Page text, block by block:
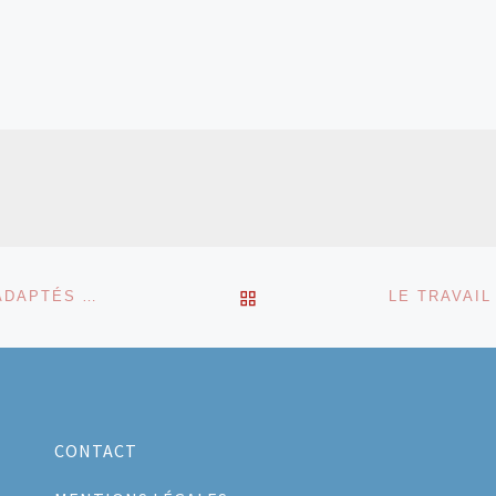
DROITS DE L’ENFANT ET LES SERVICES SOCIAUX ADAPTÉS AUX ENFANTS ET AUX FAMILLES RETOUR À LA LISTE DES
CONTACT